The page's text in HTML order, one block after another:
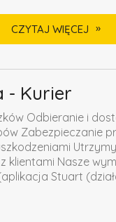
CZYTAJ WIĘCEJ
- Kurier
Odbieranie i
Zabezpieczanie
klientami Nasze
Stuart